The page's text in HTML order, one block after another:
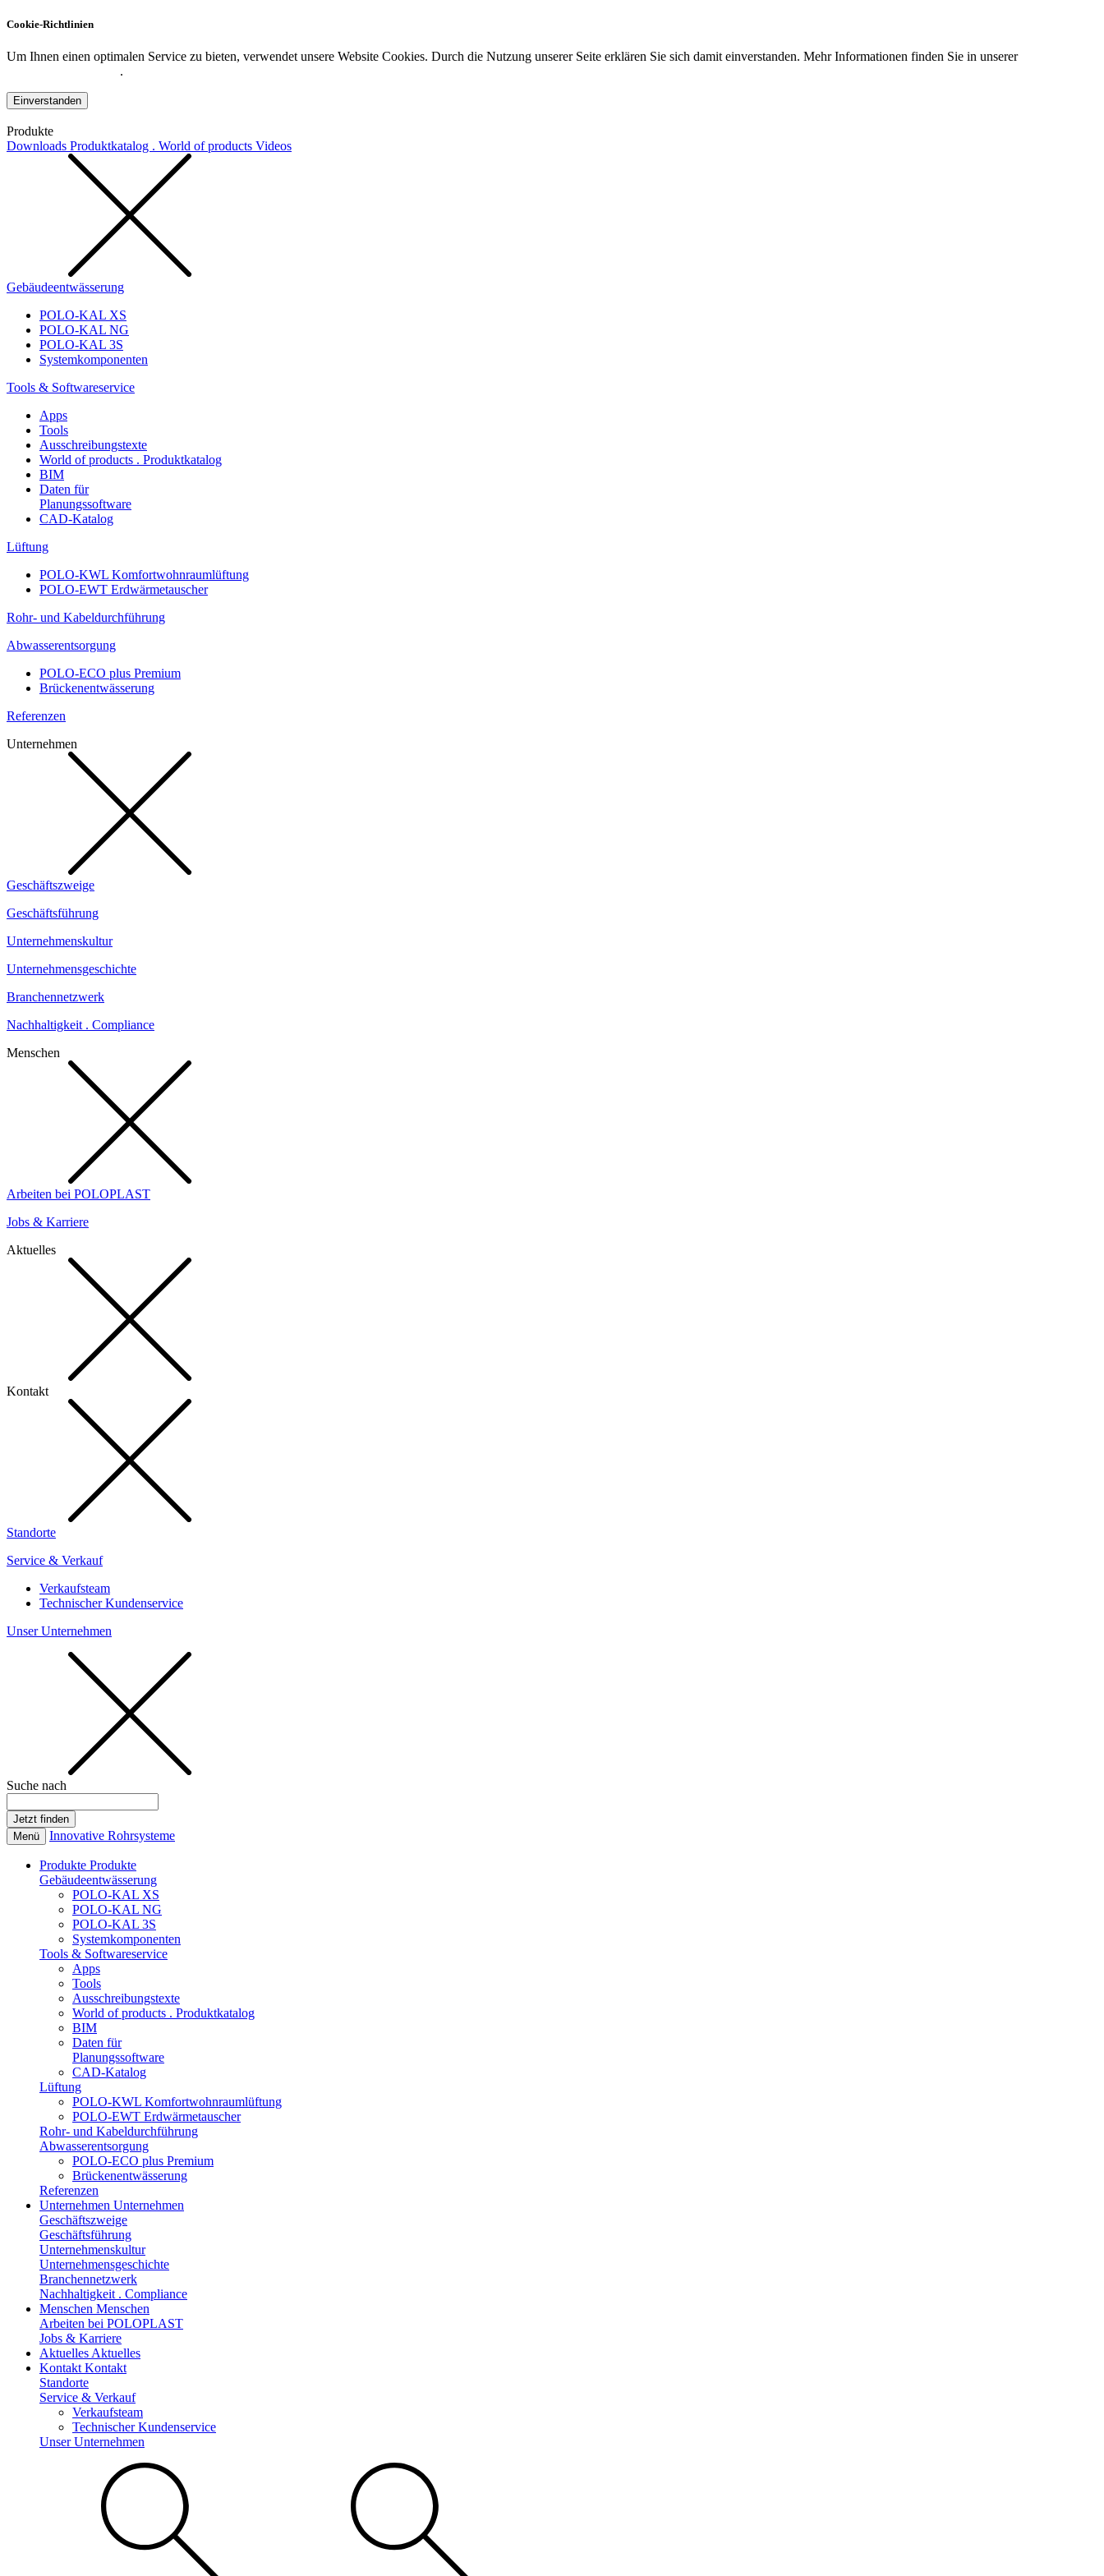
Cookie-Richtlinien
Um Ihnen einen optimalen Service zu bieten, verwendet unsere Website Cookies. Durch die Nutzung unserer Seite erklären Sie sich damit einverstanden. Mehr Informationen finden Sie in unserer
.
Einverstanden
Produkte
Downloads Produktkatalog . World of products Videos
Gebäudeentwässerung
POLO-KAL XS
POLO-KAL NG
POLO-KAL 3S
Systemkomponenten
Tools & Softwareservice
Apps
Tools
Ausschreibungstexte
World of products . Produktkatalog
BIM
Daten für
Planungssoftware
CAD-Katalog
Lüftung
POLO-KWL Komfortwohnraumlüftung
POLO-EWT Erdwärmetauscher
Rohr- und Kabeldurchführung
Abwasserentsorgung
POLO-ECO plus Premium
Brückenentwässerung
Referenzen
Unternehmen
Geschäftszweige
Geschäftsführung
Unternehmenskultur
Unternehmensgeschichte
Branchennetzwerk
Nachhaltigkeit . Compliance
Menschen
Arbeiten bei POLOPLAST
Jobs & Karriere
Aktuelles
Kontakt
Standorte
Service & Verkauf
Verkaufsteam
Technischer Kundenservice
Unser Unternehmen
Suche nach
Menü Innovative Rohrsysteme
Produkte Produkte
Gebäudeentwässerung
POLO-KAL XS
POLO-KAL NG
POLO-KAL 3S
Systemkomponenten
Tools & Softwareservice
Apps
Tools
Ausschreibungstexte
World of products . Produktkatalog
BIM
Daten für
Planungssoftware
CAD-Katalog
Lüftung
POLO-KWL Komfortwohnraumlüftung
POLO-EWT Erdwärmetauscher
Rohr- und Kabeldurchführung
Abwasserentsorgung
POLO-ECO plus Premium
Brückenentwässerung
Referenzen
Unternehmen Unternehmen
Geschäftszweige
Geschäftsführung
Unternehmenskultur
Unternehmensgeschichte
Branchennetzwerk
Nachhaltigkeit . Compliance
Menschen Menschen
Arbeiten bei POLOPLAST
Jobs & Karriere
Aktuelles Aktuelles
Kontakt Kontakt
Standorte
Service & Verkauf
Verkaufsteam
Technischer Kundenservice
Unser Unternehmen